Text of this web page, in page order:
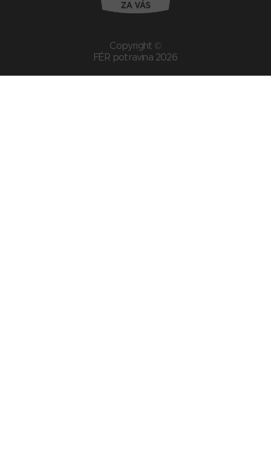
Copyright ©
FÉR potravina 2026